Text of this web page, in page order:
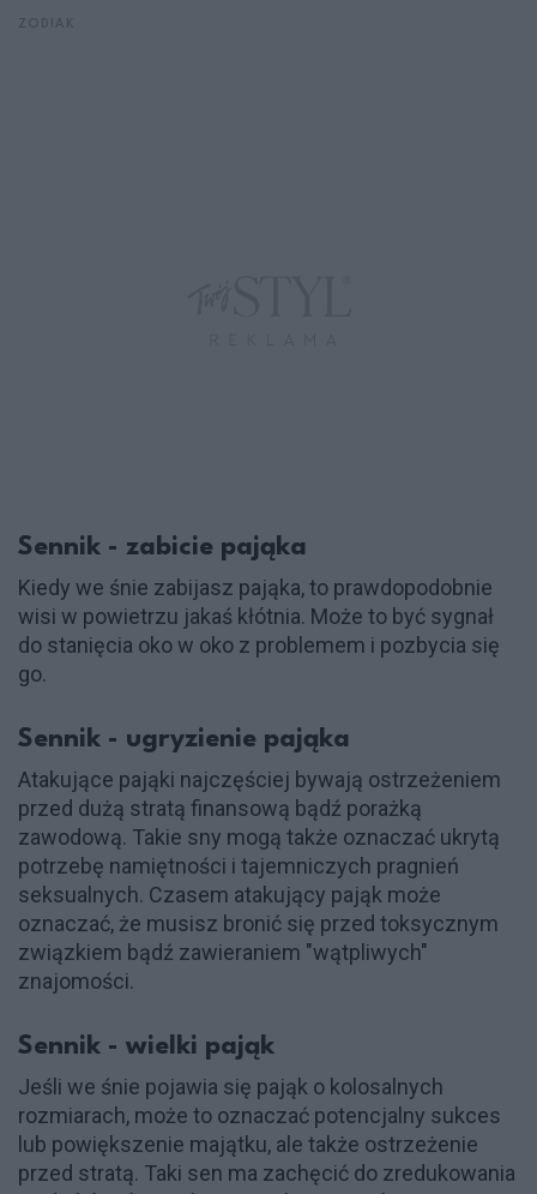
Sennik - zabicie pająka
Kiedy we śnie zabijasz pająka, to prawdopodobnie
wisi w powietrzu jakaś kłótnia. Może to być sygnał
do stanięcia oko w oko z problemem i pozbycia się
go​.
Sennik - ugryzienie pająka
Atakujące pająki najczęściej bywają ostrzeżeniem
przed dużą stratą finansową bądź porażką
zawodową. Takie sny mogą także oznaczać ukrytą
potrzebę namiętności i tajemniczych pragnień
seksualnych. Czasem atakujący pająk może
oznaczać, że musisz bronić się przed toksycznym
związkiem bądź zawieraniem "wątpliwych"
znajomości.
Sennik - wielki pająk
Jeśli we śnie pojawia się pająk o kolosalnych
rozmiarach, może to oznaczać potencjalny sukces
lub powiększenie majątku, ale także ostrzeżenie
przed stratą. Taki sen ma zachęcić do zredukowania